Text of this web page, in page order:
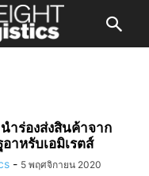
ำร่องส่งสินค้าจาก
าหรับเอมิเรตส์
- 5 พฤศจิกายน 2020